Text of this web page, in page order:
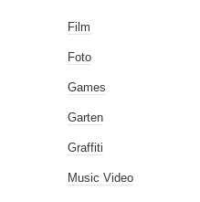
Film
Foto
Games
Garten
Graffiti
Music Video